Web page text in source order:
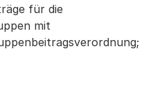
für die
mit